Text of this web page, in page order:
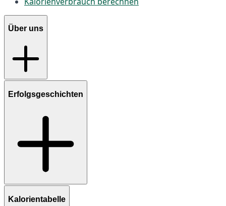
Über uns
Erfolgsgeschichten
Kalorientabelle